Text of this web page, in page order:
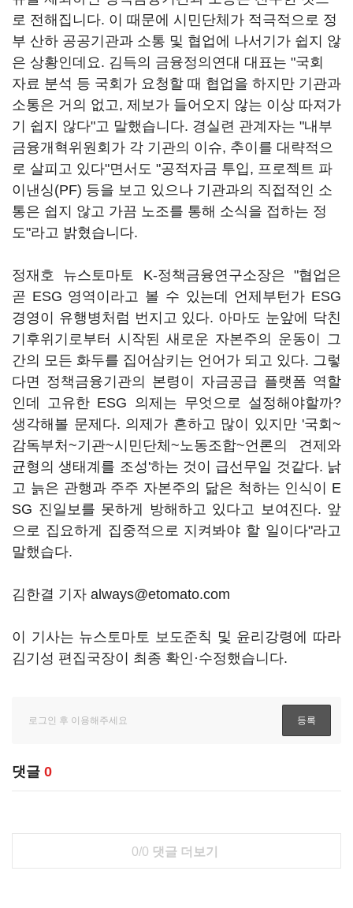
로 전해집니다. 이 때문에 시민단체가 적극적으로 정
부 산하 공공기관과 소통 및 협업에 나서기가 쉽지 않
은 상황인데요. 김득의 금융정의연대 대표는 "국회
자료 분석 등 국회가 요청할 때 협업을 하지만 기관과
소통은 거의 없고, 제보가 들어오지 않는 이상 따져가
기 쉽지 않다"고 말했습니다. 경실련 관계자는 "내부
금융개혁위원회가 각 기관의 이슈, 추이를 대략적으
로 살피고 있다"면서도 "공적자금 투입, 프로젝트 파
이낸싱(PF) 등을 보고 있으나 기관과의 직접적인 소
통은 쉽지 않고 가끔 노조를 통해 소식을 접하는 정
도"라고 밝혔습니다.
정재호 뉴스토마토 K-정책금융연구소장은 "협업은
곧 ESG 영역이라고 볼 수 있는데 언제부턴가 ESG
경영이 유행병처럼 번지고 있다. 아마도 눈앞에 닥친
기후위기로부터 시작된 새로운 자본주의 운동이 그
간의 모든 화두를 집어삼키는 언어가 되고 있다. 그렇
다면 정책금융기관의 본령이 자금공급 플랫폼 역할
인데 고유한 ESG 의제는 무엇으로 설정해야할까?
생각해볼 문제다. 의제가 흔하고 많이 있지만 '국회~
감독부처~기관~시민단체~노동조합~언론의 견제와
균형의 생태계를 조성'하는 것이 급선무일 것같다. 낡
고 늙은 관행과 주주 자본주의 닮은 척하는 인식이 E
SG 진일보를 못하게 방해하고 있다고 보여진다. 앞
으로 집요하게 집중적으로 지켜봐야 할 일이다"라고
말했습다.
김한결 기자 always@etomato.com
이 기사는 뉴스토마토 보도준칙 및 윤리강령에 따라
김기성 편집국장이 최종 확인·수정했습니다.
댓글 0
0/0 댓글 더보기